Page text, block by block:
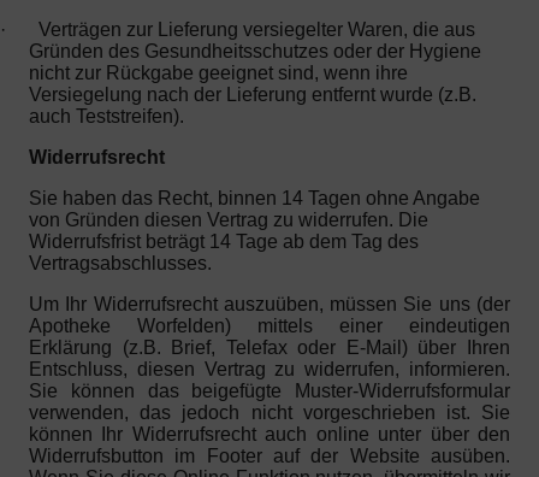
·
Verträgen zur Lieferung versiegelter Waren, die aus
Gründen des Gesundheitsschutzes oder der Hygiene
nicht zur Rückgabe geeignet sind, wenn ihre
Versiegelung nach der Lieferung entfernt wurde (z.B.
auch Teststreifen).
Widerrufsrecht
Sie haben das Recht, binnen 14 Tagen ohne Angabe
von Gründen diesen Vertrag zu widerrufen. Die
Widerrufsfrist beträgt 14 Tage ab dem Tag des
Vertragsabschlusses.
Um Ihr Widerrufsrecht auszuüben, müssen Sie uns (der
Apotheke Worfelden) mittels einer eindeutigen
Erklärung (z.B. Brief, Telefax oder E-Mail) über Ihren
Entschluss, diesen Vertrag zu widerrufen, informieren.
Sie können das beigefügte Muster-Widerrufsformular
verwenden, das jedoch nicht vorgeschrieben ist. Sie
können Ihr Widerrufsrecht auch online unter über den
Widerrufsbutton im Footer auf der Website ausüben.